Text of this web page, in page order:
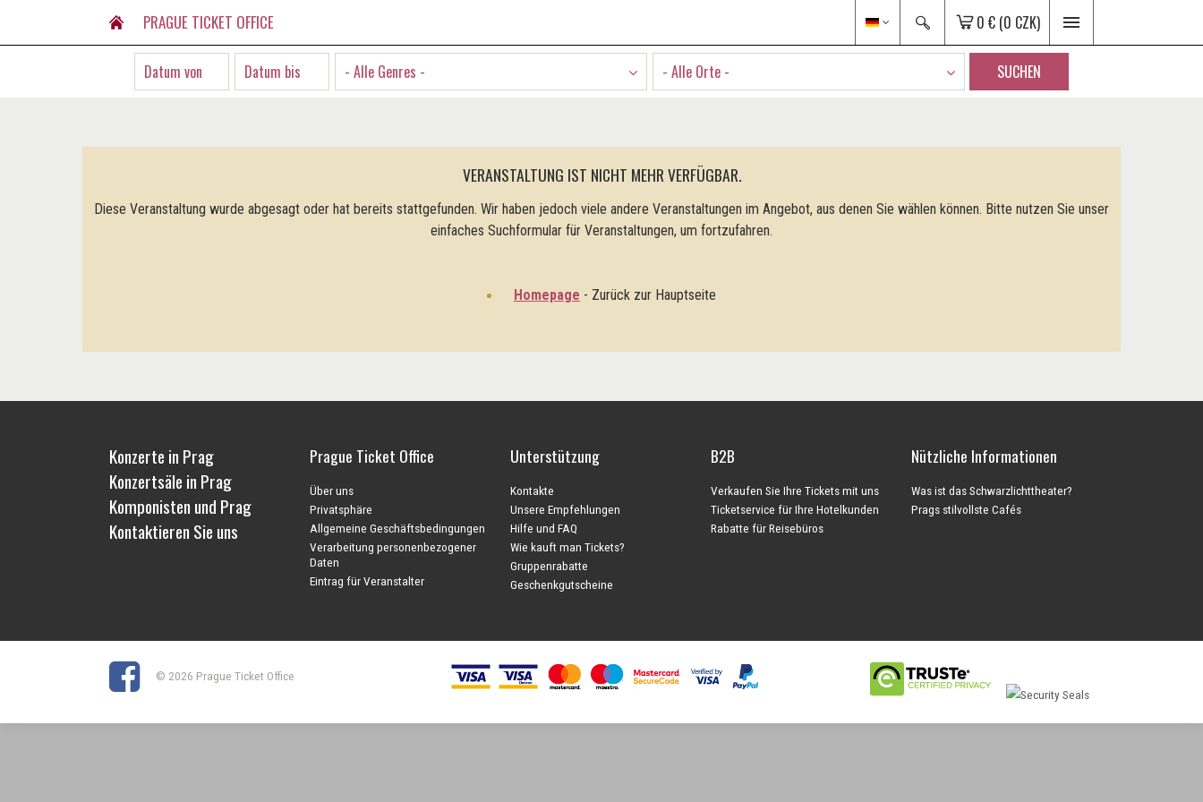
PRAGUE TICKET OFFICE 0 € (0 CZK)
- Alle Genres - - Alle Orte - SUCHEN
VERANSTALTUNG IST NICHT MEHR VERFÜGBAR.
Diese Veranstaltung wurde abgesagt oder hat bereits stattgefunden. Wir haben jedoch viele andere Veranstaltungen im Angebot, aus denen Sie wählen können. Bitte nutzen Sie unser
einfaches Suchformular für Veranstaltungen, um fortzufahren.
Homepage - Zurück zur Hauptseite
Konzerte in Prag
Konzertsäle in Prag
Komponisten und Prag
Kontaktieren Sie uns
Prague Ticket Office
Über uns
Privatsphäre
Allgemeine Geschäftsbedingungen
Verarbeitung personenbezogener
Daten
Eintrag für Veranstalter
Unterstützung
Kontakte
Unsere Empfehlungen
Hilfe und FAQ
Wie kauft man Tickets?
Gruppenrabatte
Geschenkgutscheine
B2B
Verkaufen Sie Ihre Tickets mit uns
Ticketservice für Ihre Hotelkunden
Rabatte für Reisebüros
Nützliche Informationen
Was ist das Schwarzlichttheater?
Prags stilvollste Cafés
© 2026 Prague Ticket Office